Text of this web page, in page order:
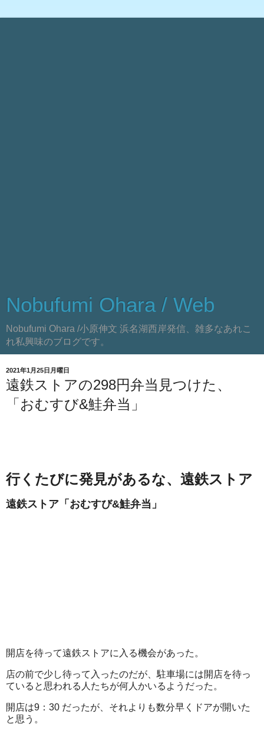
Nobufumi Ohara / Web
Nobufumi Ohara /小原伸文 浜名湖西岸発信、雑多なあれこ
れ私興味のブログです。
2021年1月25日月曜日
遠鉄ストアの298円弁当見つけた、
「おむすび&鮭弁当」
行くたびに発見があるな、遠鉄ストア
遠鉄ストア「おむすび&鮭弁当」
開店を待って遠鉄ストアに入る機会があった。
店の前で少し待って入ったのだが、駐車場には開店を待っ
ていると思われる人たちが何人かいるようだった。
開店は9：30 だったが、それよりも数分早くドアが開いた
と思う。